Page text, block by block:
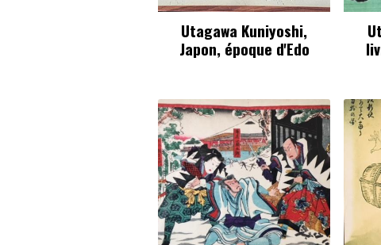
Utagawa Kuniyoshi,
Japon, époque d'Edo